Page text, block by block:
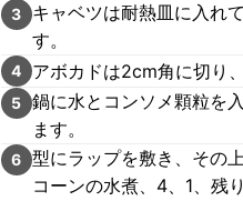
3
キャベツは耐熱皿に入れ
す。
4 アボカドは2cm角に切り
5 鍋に水とコンソメ顆粒を
ます。
6 型にラップを敷き、その
コーンの水煮、4、1、残